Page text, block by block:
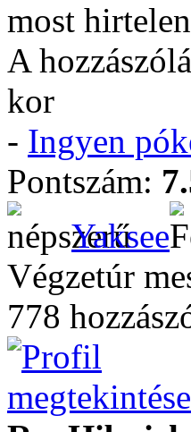
most
A
kor
- Ingyen
Pontszám:
Yaksee
Végzetúr
778